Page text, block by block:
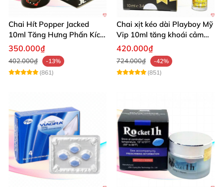
Chai Hít Popper Jacked
10ml Tăng Hưng Phấn Kích
Thích Mạnh Mẽ
350.000₫
402.000₫
-13%
(861)
Chai xịt kéo dài Playboy Mỹ
Vip 10ml tăng khoái cảm
nam
420.000₫
724.000₫
-42%
(851)